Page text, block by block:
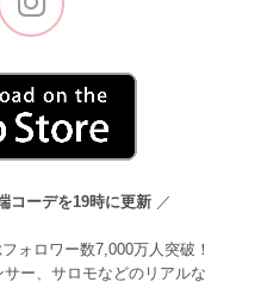
コーデを19時に更新 ／
ォロワー数7,000万人突破！
ー、サロモなどのリアルな